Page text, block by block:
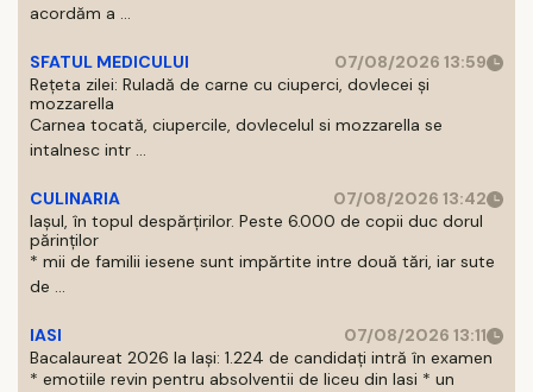
acordăm a ...
SFATUL MEDICULUI
07/08/2026 13:59
Rețeta zilei: Ruladă de carne cu ciuperci, dovlecei și
mozzarella
Carnea tocată, ciupercile, dovlecelul si mozzarella se
intalnesc intr ...
CULINARIA
07/08/2026 13:42
Iașul, în topul despărțirilor. Peste 6.000 de copii duc dorul
părinților
* mii de familii iesene sunt impărtite intre două tări, iar sute
de ...
IASI
07/08/2026 13:11
Bacalaureat 2026 la Iași: 1.224 de candidați intră în examen
* emotiile revin pentru absolventii de liceu din Iasi * un